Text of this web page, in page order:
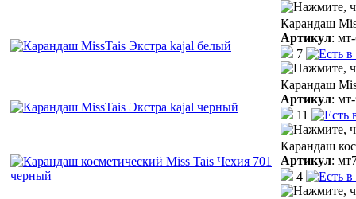
Карандаш
Артикул:
7
Карандаш
Артикул:
11
Карандаш
Артикул:
4